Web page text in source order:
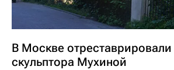
В Москве
скульптора Мухиной